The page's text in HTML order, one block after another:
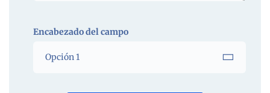
Encabezado del campo